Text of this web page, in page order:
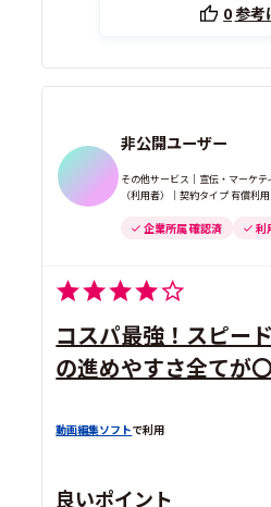
0参考
非公開ユーザー
その他サービス｜宣伝・マーケ
（利用者）｜契約タイプ 有償利用
企業所属 確認済 利
コスパ最強！スピー
の進めやすさ全てが
動画編集ソフトで利用
良いポイント